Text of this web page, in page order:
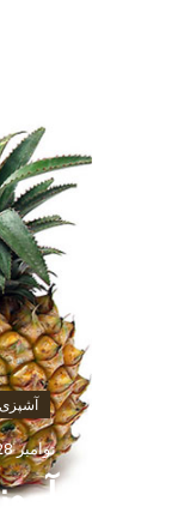
نوامبر 28, 2017